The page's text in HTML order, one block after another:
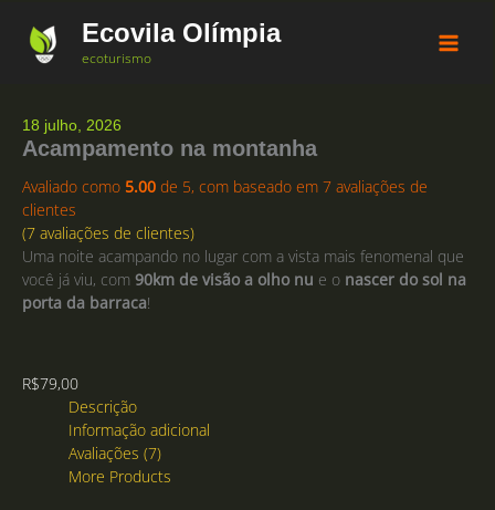
Ecovila Olímpia
ecoturismo
18 julho, 2026
Acampamento na montanha
Avaliado como 5.00 de 5, com baseado em 7 avaliações de
clientes
(7 avaliações de clientes)
Uma noite acampando no lugar com a vista mais fenomenal que
você já viu, com 90km de visão a olho nu e o nascer do sol na
porta da barraca!
R$79,00
Descrição
Informação adicional
Avaliações (7)
More Products